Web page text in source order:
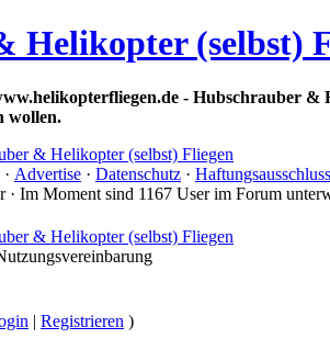
Helikopter (selbst)
- Hubschrauber &
wollen.
· Advertise · Datenschutz · Haftungsausschluss
· Im Moment sind 1167 User im Forum
| Registrieren )